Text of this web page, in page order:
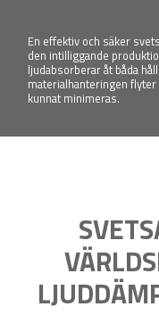
En effektiv och säker
den intilliggande
ljudabsorberar åt båda
materialhanteringen
kunnat minimeras.